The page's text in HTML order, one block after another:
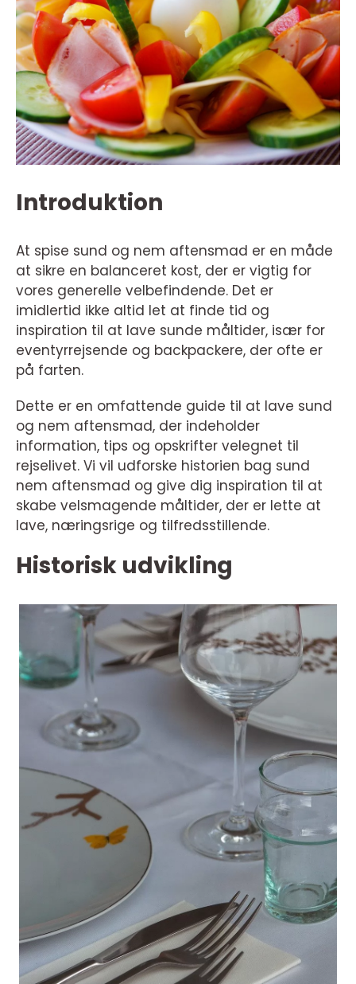
Introduktion
At spise sund og nem aftensmad er en måde
at sikre en balanceret kost, der er vigtig for
vores generelle velbefindende. Det er
imidlertid ikke altid let at finde tid og
inspiration til at lave sunde måltider, især for
eventyrrejsende og backpackere, der ofte er
på farten.
Dette er en omfattende guide til at lave sund
og nem aftensmad, der indeholder
information, tips og opskrifter velegnet til
rejselivet. Vi vil udforske historien bag sund
nem aftensmad og give dig inspiration til at
skabe velsmagende måltider, der er lette at
lave, næringsrige og tilfredsstillende.
Historisk udvikling